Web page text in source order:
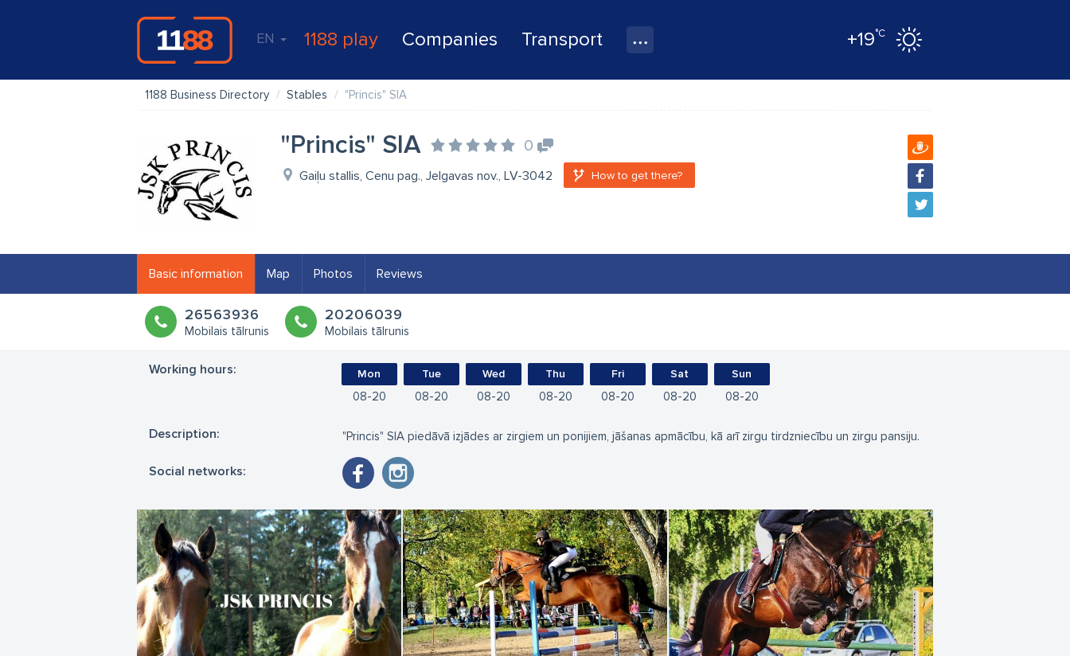
EN 1188 play Companies Transport +19°C
1188 Business Directory Stables "Princis" SIA
"Princis" SIA 0
Gaiļu stallis, Cenu pag., Jelgavas nov., LV-3042 How to get there?
Basic information Map Photos Reviews
26563936
Mobilais tālrunis
20206039
Mobilais tālrunis
Working hours: Mon
08 20
Tue
08 20
Wed
08 20
Thu
08 20
Fri
08 20
Sat
08 20
Sun
08 20
Description: "Princis" SIA piedāvā izjādes ar zirgiem un ponijiem, jāšanas apmācību, kā arī zirgu tirdzniecību un zirgu pansiju.
Social networks: